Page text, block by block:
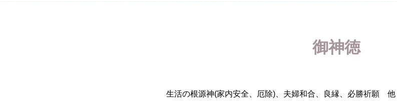
御神徳
生活の根源神(家内安全、厄除)、夫婦和合、良縁、必勝祈願 他